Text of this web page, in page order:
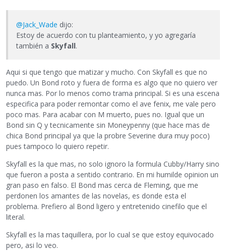
@Jack_Wade dijo:
Estoy de acuerdo con tu planteamiento, y yo agregaría
también a Skyfall.
Aqui si que tengo que matizar y mucho. Con Skyfall es que no
puedo. Un Bond roto y fuera de forma es algo que no quiero ver
nunca mas. Por lo menos como trama principal. Si es una escena
especifica para poder remontar como el ave fenix, me vale pero
poco mas. Para acabar con M muerto, pues no. Igual que un
Bond sin Q y tecnicamente sin Moneypenny (que hace mas de
chica Bond principal ya que la probre Severine dura muy poco)
pues tampoco lo quiero repetir.
Skyfall es la que mas, no solo ignoro la formula Cubby/Harry sino
que fueron a posta a sentido contrario. En mi humilde opinion un
gran paso en falso. El Bond mas cerca de Fleming, que me
perdonen los amantes de las novelas, es donde esta el
problema. Prefiero al Bond ligero y entretenido cinefilo que el
literal.
Skyfall es la mas taquillera, por lo cual se que estoy equivocado
pero, asi lo veo.